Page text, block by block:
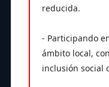
reducida.
- Participando
ámbito local,
inclusión social